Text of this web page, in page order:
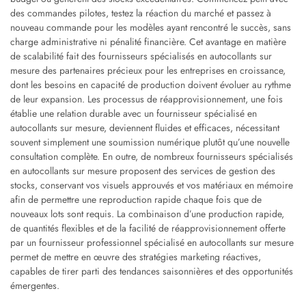
des commandes pilotes, testez la réaction du marché et passez à
nouveau commande pour les modèles ayant rencontré le succès, sans
charge administrative ni pénalité financière. Cet avantage en matière
de scalabilité fait des fournisseurs spécialisés en autocollants sur
mesure des partenaires précieux pour les entreprises en croissance,
dont les besoins en capacité de production doivent évoluer au rythme
de leur expansion. Les processus de réapprovisionnement, une fois
établie une relation durable avec un fournisseur spécialisé en
autocollants sur mesure, deviennent fluides et efficaces, nécessitant
souvent simplement une soumission numérique plutôt qu’une nouvelle
consultation complète. En outre, de nombreux fournisseurs spécialisés
en autocollants sur mesure proposent des services de gestion des
stocks, conservant vos visuels approuvés et vos matériaux en mémoire
afin de permettre une reproduction rapide chaque fois que de
nouveaux lots sont requis. La combinaison d’une production rapide,
de quantités flexibles et de la facilité de réapprovisionnement offerte
par un fournisseur professionnel spécialisé en autocollants sur mesure
permet de mettre en œuvre des stratégies marketing réactives,
capables de tirer parti des tendances saisonnières et des opportunités
émergentes.